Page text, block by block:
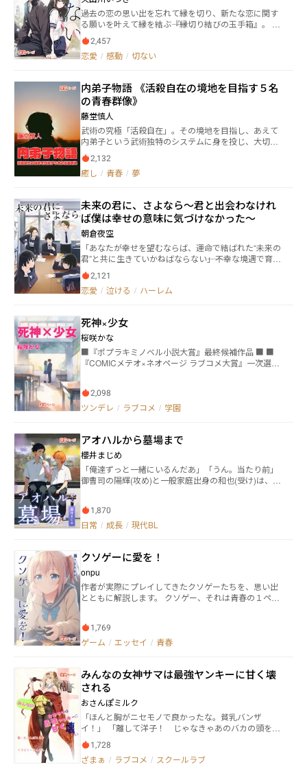
過去の恋の思い出を忘れて縁を切り、新たな恋に関す
る願いを叶えて縁を結ぶ――『縁切り結びの玉手箱』。 天
野柚月が通う高校には、そんな噂話があった。 「そん
な都合のいいもの、あるはずがない」 四歳年上の大学
生幼馴染、瀬木真への初恋をこじらせた柚月は鬱屈と
月は恩師に挨拶に来た真と数年ぶりに再会したばかり
か、家庭教師をしてもらうことになる。 さらには、諦
めたはずの初恋に悩む日々の先で、噂の『縁切り結び
の玉手箱』を見つけてしまい……？ これは、錯綜した
想いの果てに切って結んだ、縁と絆の物語。 【2026.
4.10完結】
2,457
恋愛 / 感動 / 切ない
内弟子物語 《活殺自在の境地を目指す５名
の青春群像》
藤堂慎人
武術の究極「活殺自在」。その境地を目指し、あえて
内弟子という武術独特のシステムに身を投じ、大切な
青春の時間を空手とその対極にある癒しの修行に励む
５名の若者の日常を描く。両極を知ることから高いレ
ベルに達することを師からの教えを通じ、成長してい
殊な世界ゆえに深い内容にまで入り込むことができ、
一般的に知られている武術・空手とは異なった側面が
垣間見られる作品になっている。
2,132
癒し / 青春 / 夢
未来の君に、さよなら～君と出会わなけれ
ば僕は幸せの意味に気づけなかった～
朝倉夜空
「あなたが幸せを望むならば、運命で結ばれた“未来の
君”と共に生きていかねばならない――」不幸な境遇で育っ
たことにより、人一倍将来の幸せを夢見ている高校
生・神沢悠介はある夜占い師にそう告げられる。 はじ
めは半信半疑な悠介だったが、その“未来の君”とは、
方、悠介と強い絆で結ばれていると確信している学園
のアイドル的存在・柏木晴香や、中学時代の命の恩
人・月島涼の接近により、悠介の「未来の君探し」は
混迷をきわめていく。 三人の少女にはそれぞれ、卒業
後の未来を変えるために闘う理由があり、そして悠介
立ち向かっていくなかで、悠介は自らの出生の秘密
や“未来の君”という言葉の本当の意味を知ることとな
る。 彼らは高校三年間でやがて来る未来を塗り変えら
誰なのだろうか？ 悠介が選ぶのは、果たしてどの未来
か。
2,121
恋愛 / 泣ける / ハーレム
死神×少女
桜咲かな
■『ポプラキミノベル小説大賞』最終候補作品 ■ ■
『COMICメテオ×ネオページ ラブコメ大賞』一次選考
矢の住むマンションの隣に、『死神グリア』と名乗る
少年が引っ越して来た。 その直後、亜矢は事故で命を
力』を注ぎ込まなければ、命を持続できない体になっ
てしまった。 しかも、その方法が『口移し』。 少女は
抵抗しながらも、毎日、死神と口移し（キス）しなけ
ればならない。
2,098
ツンデレ / ラブコメ / 学園
アオハルから墓場まで
櫻井まじめ
「俺達ずっと一緒にいるんだあ」「うん。当たり前」
御曹司の陽輝(攻め)と一般家庭出身の和也(受け)は、幼
った。 しかし、陽輝が急に学校に来なくなり、しかも
お見合いをしたという話を聞き、和也はショックで彼
何も知らなかった高校生の二人が、大人になり、社会
ネオページ編集部が提案した原案をもとに執筆を打
診。筆者が翻案を経て制作された作品です』 ※『本作
品はネオページより一部設定のアイディアを提供され
1,870
日常 / 成長 / 現代BL
クソゲーに愛を！
onpu
作者が実際にプレイしてきたクソゲーたちを、思い出
とともに解説します。 クソゲー、それは青春の１ペー
1,769
ゲーム / エッセイ / 青春
みんなの女神サマは最強ヤンキーに甘く壊
される
おさんぽミルク
「ほんと胸がニセモノで良かったな。貧乳バンザ
イ！」 「離して洋子！ じゃなきゃあのバカの頭をか
ち割れないっ！」 「お、落ちついてメイちゃんっ！？
そんなバットで殴ったら死んじゃう！？ オオカミ
くんが死んじゃうよ！？」 県立森実高校には２人の美
1,728
ざまぁ / ラブコメ / スクールラブ